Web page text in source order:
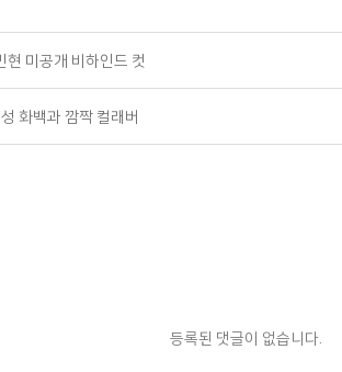
미공개 비하인드 컷
화백과 깜짝 컬래버
등록된 댓글이 없습니다.